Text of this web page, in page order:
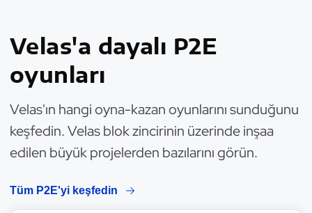
Velas'a dayalı P2E
oyunları
Velas'ın hangi oyna-kazan oyunlarını sunduğunu
keşfedin. Velas blok zincirinin üzerinde inşaa
edilen büyük projelerden bazılarını görün.
Tüm P2E'yi keşfedin